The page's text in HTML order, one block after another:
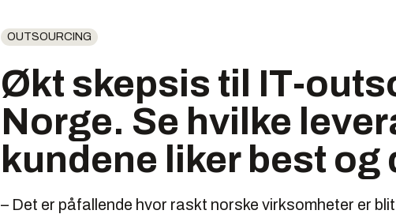
OUTSOURCING
Økt skepsis til IT-
Norge. Se hvilke
kundene liker best og
– Det er påfallende hvor raskt norske virksomheter er